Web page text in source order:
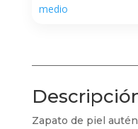
medio
Zapato de piel